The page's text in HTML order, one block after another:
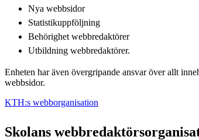
Nya webbsidor
Statistikuppföljning
Behörighet webbredaktörer
Utbildning webbredaktörer.
Enheten har även övergripande ansvar över allt
webbsidor.
KTH:s webborganisation
Skolans